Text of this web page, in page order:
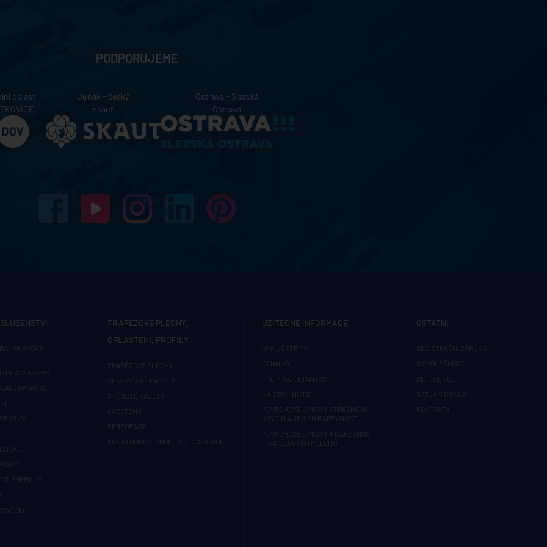
PODPORUJEME
oblast
Junák - český
skaut
Ostrava - Slezská
Ostrava
- OKAPOVÝ
IZOPIR
AURA
PREMIUM
TRAPÉZOVÉ PLECHY,
OPLÁŠTĚNÍ, PROFILY
TRAPÉZOVÉ PLECHY
SENDVIČOVÉ PANELY
STĚNOVÉ KAZETY
KAZETONY
PERFORACE
KONSTRUKČNÍ PROFILY Z, C A SIGMA
UŽITEČNÉ INFORMACE
JAK UŠETŘIT?
CENNÍKY
PRE PROJEKTANTOV
NA STIAHNUTIE
POVRCHOVÉ ÚPRAVY STŘEŠNÍCH
KRYTIN A JEJICH BAREVNOSTI
POVRCHOVÉ ÚPRAVY A BAREVNOSTI
TRAPÉZOVÝCH PLECHŮ
OSTATNÍ
REGISTRAČNÍ ZÁRUKA
O SPOLEČNOSTI
REFERENCE
SATJAM BONUS
KONTAKTY